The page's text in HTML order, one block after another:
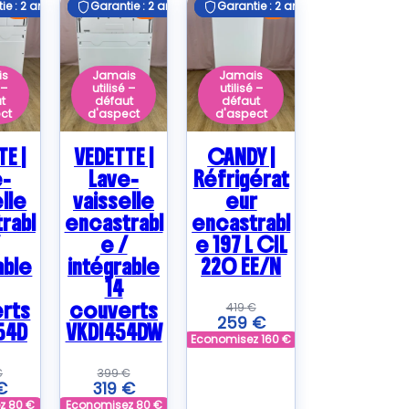
E
: 2 ans
: 2 ans
|
80€
E
Garantie : 2 ans
Jamais
utilisé –
défaut
d'aspect
Garantie : 2 ans
VEDETTE |
Lave-
vaisselle
encastrabl
e /
intégrable
14
couverts
VKDI454DW
399€
319 €
Economisez 80€
E
Garantie : 2 ans
Jamais
utilisé –
défaut
d'aspect
Garantie : 2 ans
CANDY |
Réfrigérat
eur
encastrabl
e 197 L CIL
220 EE/N
419€
259 €
Economisez160€